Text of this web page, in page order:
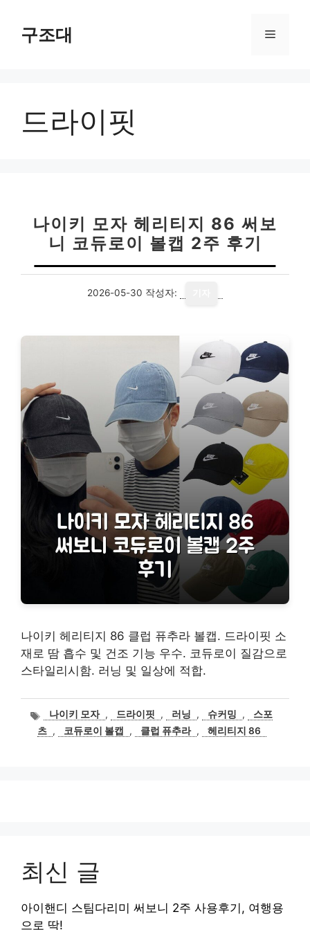
구조대 메
드라이핏
나이키 모자 헤리티지 86 써보
니 코듀로이 볼캡 2주 후기
2026-05-30 작성자:
나이키 헤리티지 86 클럽 퓨추라 볼캡. 드라이핏 소
재로 땀 흡수 및 건조 기능 우수. 코듀로이 질감으로
스타일리시함. 러닝 및 일상에 적합.
태
그
나이키 모자 , 드라이핏 , 러닝 , 슈커밍 ,
스포
츠 , 코듀로이 볼캡 , 클럽 퓨추라 , 헤리티지 86
최신 글
아이핸디 스팀다리미 써보니 2주 사용후기, 여행용
으로 딱!